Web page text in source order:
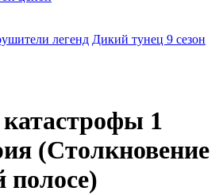
легенд Дикий тунец 9 сезон
1
(Столкновение
полосе)